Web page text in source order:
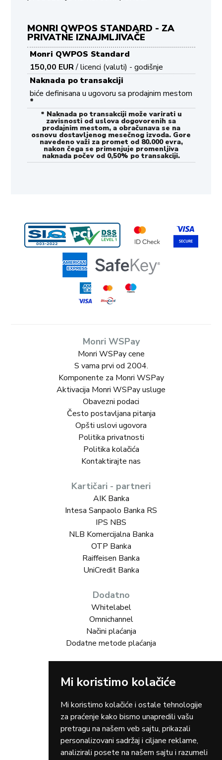
Mi koristimo kolačiće
Mi koristimo kolačiće i ostale tehnologije
za praćenje kako bismo unapredili vašu
pretragu na našem veb sajtu, prikazali
personalizovani sadržaj i ciljane reklame,
analizirali posete na našem sajtu i razumeli
MONRI QWPOS STANDARD - ZA
PRIVATNE IZNAJMLJIVAČE
Monri QWPOS Standard
150,00 EUR/ licenci (valuti) - godišnje
Naknada po transakciji
biće definisana u ugovoru sa prodajnim mestom
*
* Naknada po transakciji može varirati u
zavisnosti od uslova dogovorenih sa
prodajnim mestom, a obračunava se na
osnovu dostavljenog mesečnog izvoda. Gore
navedeno važi za promet od 80.000 evra,
nakon čega se primenjuje promenljiva
naknada počev od 0,50% po transakciji.
Monri WSPay
Monri WSPay cene
S vama prvi od 2004.
Komponente za Monri WSPay
Aktivacija Monri WSPay usluge
Obavezni podaci
Često postavljana pitanja
Opšti uslovi ugovora
Politika privatnosti
Politika kolačića
Kontaktirajte nas
Kartičari - partneri
AIK Banka
Intesa Sanpaolo Banka RS
IPS NBS
NLB Komercijalna Banka
OTP Banka
Raiffeisen Banka
UniCredit Banka
Dodatno
Whitelabel
Omnichannel
Načini plaćanja
Dodatne metode plaćanja
Online trgovina
Gastro
Rent-a-car
Dostava
Zdravstvo
Osiguranja